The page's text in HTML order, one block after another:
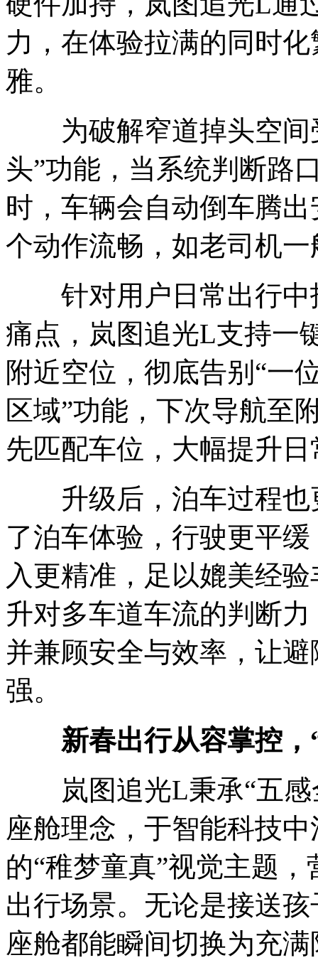
力，在体验拉满的同时
雅。
为破解窄道掉头空间
头”功能，当系统判断路
时，车辆会自动倒车腾
个动作流畅，如老司机
针对用户日常出行中
痛点，岚图追光L支持一
附近空位，彻底告别“一
区域”功能，下次导航至
先匹配车位，大幅提升
升级后，泊车过程也
了泊车体验，行驶更平
入更精准，足以媲美经
升对多车道车流的判断
并兼顾安全与效率，让
强。
新春出行从容掌控
岚图追光L秉承“五感
座舱理念，于智能科技
的“稚梦童真”视觉主题
出行场景。无论是接送
座舱都能瞬间切换为充